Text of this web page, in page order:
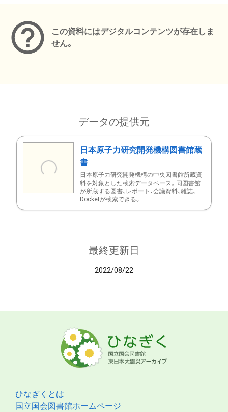
この資料にはデジタルコンテンツが存在しま
せん。
データの提供元
日本原子力研究開発機構図書館蔵
書
日本原子力研究開発機構の中央図書館所蔵資
料を対象とした検索データベース。同図書館
が所蔵する図書、レポート、会議資料、雑誌、
Docketが検索できる。
最終更新日
2022/08/22
ひなぎくとは
国立国会図書館ホームページ